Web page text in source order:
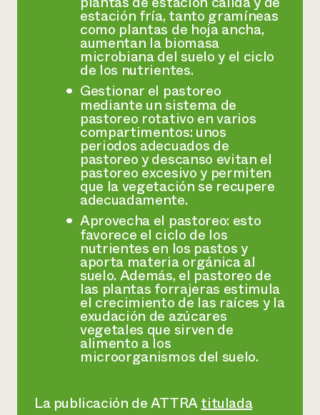
estación fría, tanto gramíneas
como plantas de hoja ancha,
aumentan la biomasa
microbiana del suelo y el ciclo
de los nutrientes.
Gestionar el pastoreo
mediante un sistema de
pastoreo rotativo en varios
compartimentos: unos
periodos adecuados de
pastoreo y descanso evitan el
pastoreo excesivo y permiten
que la vegetación se recupere
adecuadamente.
Aprovecha el pastoreo: esto
favorece el ciclo de los
nutrientes en los pastos y
aporta materia orgánica al
suelo. Además, el pastoreo de
las plantas forrajeras estimula
el crecimiento de las raíces y la
exudación de azúcares
vegetales que sirven de
alimento a los
microorganismos del suelo.
La publicación de ATTRAtitulada